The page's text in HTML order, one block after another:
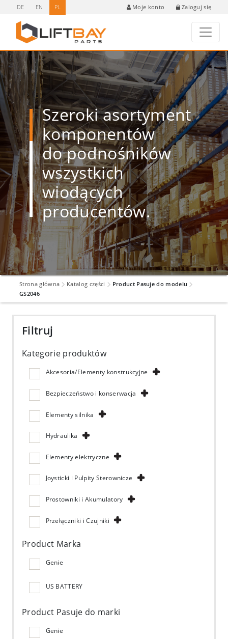
DE EN PL Moje konto Zaloguj się
Szeroki asortyment
komponentów
do podnośników
wszystkich
wiodących
producentów.
Strona główna Katalog części
Product Pasuje do modelu
GS2046
Filtruj
Kategorie produktów
Akcesoria/Elementy konstrukcyjne
Bezpieczeństwo i konserwacja
Elementy silnika
Hydraulika
Elementy elektryczne
Joysticki i Pulpity Sterownicze
Prostowniki i Akumulatory
Przełączniki i Czujniki
Product Marka
Genie
US BATTERY
Product Pasuje do marki
Genie